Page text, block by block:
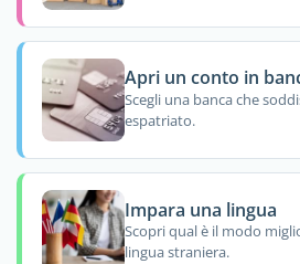
Apri un conto in
Scegli una banca che
espatriato.
Impara una lingua
Scopri qual è il modo
lingua straniera.